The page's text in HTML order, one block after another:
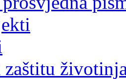
zaštitu